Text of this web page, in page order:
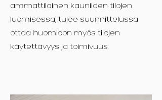
ammattilainen kauniiden tilojen
luomisessa, tulee suunnittelussa
ottaa huomioon myös tilojen
käytettävyys ja toimivuus.